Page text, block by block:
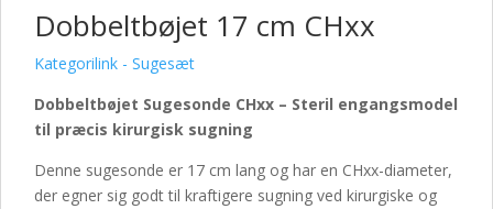
Dobbeltbøjet 17 cm CHxx
Kategorilink - Sugesæt
Dobbeltbøjet Sugesonde CHxx – Steril engangsmodel
til præcis kirurgisk sugning
Denne sugesonde er 17 cm lang og har en CHxx-diameter,
der egner sig godt til kraftigere sugning ved kirurgiske og